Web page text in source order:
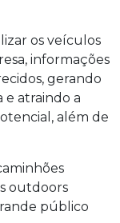
os veículos
informações
gerando
e atraindo a
além de
outdoors
público